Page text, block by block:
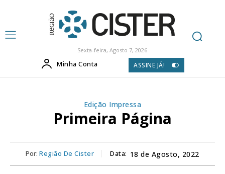
Sexta-feira, Agosto 7, 2026
Minha Conta ASSINE JÁ!
Edição Impressa
Primeira Página
Por: Região De Cister Data: 18 de Agosto, 2022